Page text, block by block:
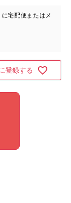
に宅配便またはメ
登録する